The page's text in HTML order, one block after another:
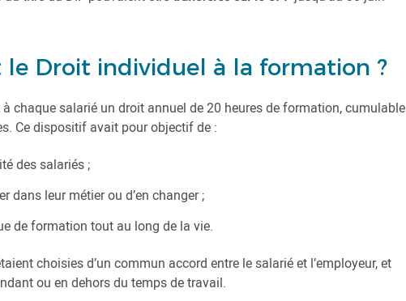
le Droit individuel à la formation ?
chaque salarié un droit annuel de 20 heures de formation, cumulable
Ce dispositif avait pour objectif de :
des salariés ;
dans leur métier ou d’en changer ;
de formation tout au long de la vie.
choisies d’un commun accord entre le salarié et l’employeur, et
ou en dehors du temps de travail.